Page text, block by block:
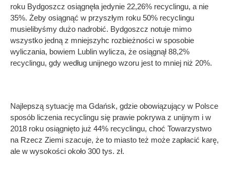
roku Bydgoszcz osiągnęła jedynie 22,26% recyclingu, a nie
35%. Żeby osiągnąć w przyszłym roku 50% recyclingu
musielibyśmy dużo nadrobić. Bydgoszcz notuje mimo
wszystko jedną z mniejszyhc rozbieżności w sposobie
wyliczania, bowiem Lublin wylicza, że osiągnął 88,2%
recyclingu, gdy według unijnego wzoru jest to mniej niż 20%.
Najlepszą sytuację ma Gdańsk, gdzie obowiązujący w Polsce
sposób liczenia recyclingu się prawie pokrywa z unijnym i w
2018 roku osiągnięto już 44% recyclingu, choć Towarzystwo
na Rzecz Ziemi szacuje, że to miasto też może zapłacić karę,
ale w wysokości około 300 tys. zł.